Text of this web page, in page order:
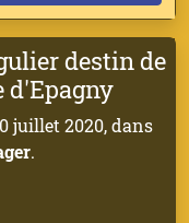
destin de
d'Epagny
juillet 2020, dans
.